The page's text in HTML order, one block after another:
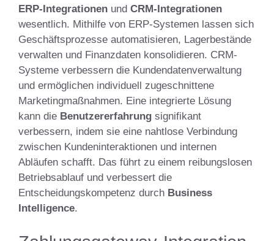
ERP-Integrationen und CRM-Integrationen
wesentlich. Mithilfe von ERP-Systemen lassen sich
Geschäftsprozesse automatisieren, Lagerbestände
verwalten und Finanzdaten konsolidieren. CRM-
Systeme verbessern die Kundendatenverwaltung
und ermöglichen individuell zugeschnittene
Marketingmaßnahmen. Eine integrierte Lösung
kann die Benutzererfahrung signifikant
verbessern, indem sie eine nahtlose Verbindung
zwischen Kundeninteraktionen und internen
Abläufen schafft. Das führt zu einem reibungslosen
Betriebsablauf und verbessert die
Entscheidungskompetenz durch Business
Intelligence.